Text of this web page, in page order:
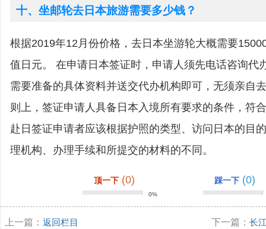
十、坐邮轮去日本旅游需要多少钱？
根据2019年12月份价格，去日本坐游轮大概需要
值日元。 在申请日本签证时，申请人须先电话咨询代
需要准备的具体资料并送交代办机构即可，无须亲自
则上，签证申请人具备日本入境所有要求的条件，符
赴日签证申请者应该根据护照的类型、访问日本的目
理机构、办理手续和所提交的材料的不同。
顶一下 (0)
0%
踩一下 (0)
上一篇： 返回栏目 下一篇：长